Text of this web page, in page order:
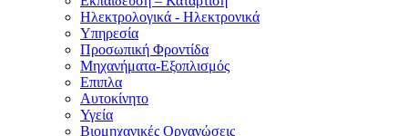
Ηλεκτρολογικά - Ηλεκτρονικά
Υπηρεσία
Προσωπική Φροντίδα
Μηχανήματα-Εξοπλισμός
Επιπλα
Αυτοκίνητο
Υγεία
Βιομηχανικές Οργανώσεις